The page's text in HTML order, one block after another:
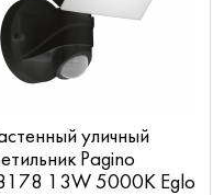
уличный
Pagino
13W 5000K Eglo